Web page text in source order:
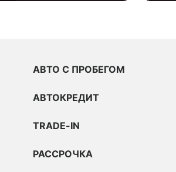
АВТО С ПРОБЕГОМ
АВТОКРЕДИТ
TRADE-IN
РАССРОЧКА